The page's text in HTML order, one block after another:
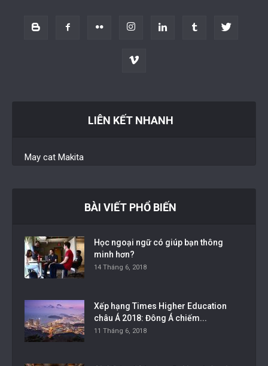
LIÊN KẾT NHANH
May cat Makita
BÀI VIẾT PHỔ BIẾN
Học ngoại ngữ có giúp bạn thông
minh hơn?
14 Tháng 6, 2018
Xếp hạng Times Higher Education
châu Á 2018: Đông Á chiếm...
11 Tháng 6, 2018